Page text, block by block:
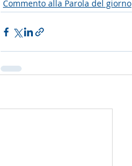
Commento alla Parola del giorno